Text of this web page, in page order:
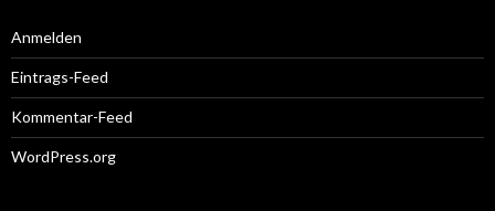
Anmelden
Eintrags-Feed
Kommentar-Feed
WordPress.org